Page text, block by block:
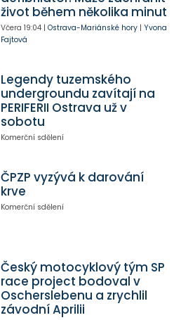
život během několika minut
Včera 19:04| Ostrava-Mariánské hory| Yvona
Fajtová
Legendy tuzemského
undergroundu zavítají na
PERIFERII Ostrava už v
sobotu
Komerční sdělení
ČPZP vyzývá k darování
krve
Komerční sdělení
Český motocyklový tým SP
race project bodoval v
Oscherslebenu a zrychlil
závodní Aprilii